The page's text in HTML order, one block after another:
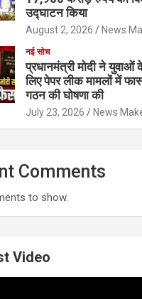
उद्घाटन किया
August 2, 2026 News
नई सोच
प्रधानमंत्री मोदी ने युवाओं
लिए पेपर लीक मामलों में
गठन की घोषणा की
July 23, 2026 News
Comments
to show.
Video